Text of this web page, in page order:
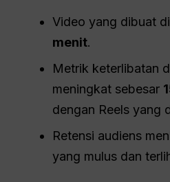
Video yang dibuat di
menit.
Metrik keterlibatan
meningkat sebesar
dengan Reels yang
Retensi audiens
yang mulus dan